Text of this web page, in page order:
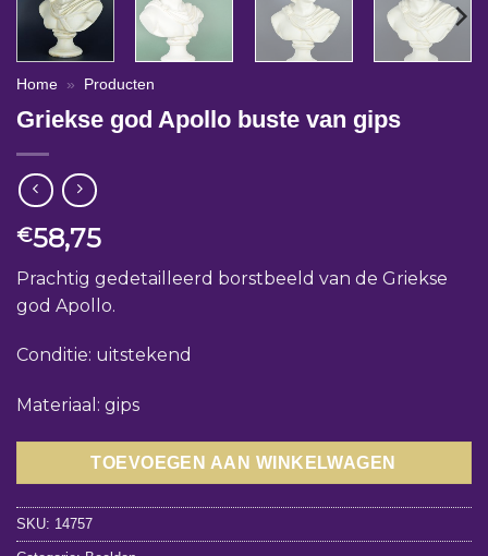
Home » Producten
Griekse god Apollo buste van gips
€58,75
Prachtig gedetailleerd borstbeeld van de Griekse
god Apollo.
Conditie: uitstekend
Materiaal: gips
TOEVOEGEN AAN WINKELWAGEN
SKU: 14757